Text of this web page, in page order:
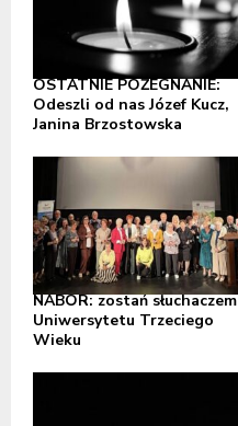
OSTATNIE POŻEGNANIE:
Odeszli od nas Józef Kucz,
Janina Brzostowska
NABÓR: zostań słuchaczem
Uniwersytetu Trzeciego
Wieku